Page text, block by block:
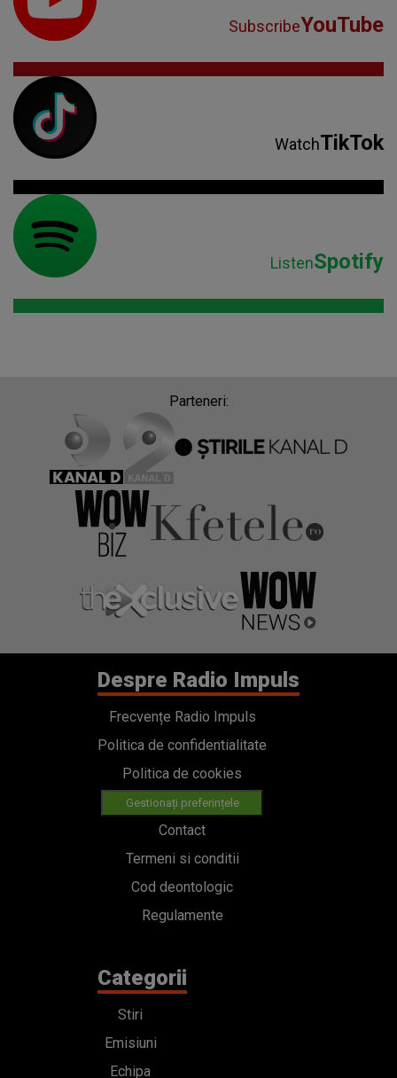
SubscribeYouTube
WatchTikTok
ListenSpotify
Parteneri:
Despre Radio Impuls
Frecvențe Radio Impuls
Politica de confidentialitate
Politica de cookies
Gestionați preferințele
Contact
Termeni si conditii
Cod deontologic
Regulamente
Categorii
Stiri
Emisiuni
Echipa